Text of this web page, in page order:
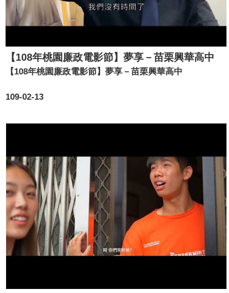
【108年桃園廉政電影節】夢享－苗栗興華高中
109-02-13
【108年桃園廉政電影節】夢享－苗栗興華高中